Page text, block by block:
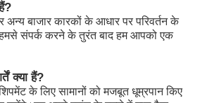
11L-NZD12K02H
11L-NZD12K02H
11L-NZD12K02P
अन्य बाजार कारकों के आधार पर परिवर्तन के
संपर्क करने के तुरंत बाद हम आपको एक
क्या हैं?
के लिए सामानों को मजबूत धूम्रपान किए